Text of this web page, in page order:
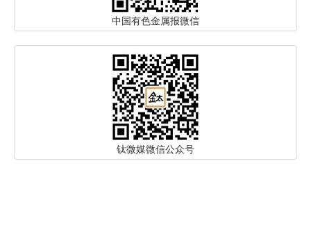
中国有色金属报微信
钛微媒微信公众号